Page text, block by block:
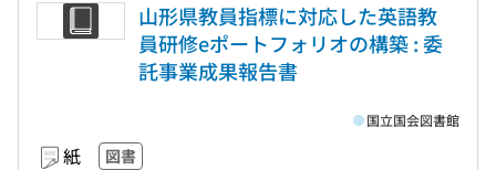
山形県教員指標に対応した英語教
員研修eポートフォリオの構築 : 委
託事業成果報告書
紙 図書
国立国会図書館